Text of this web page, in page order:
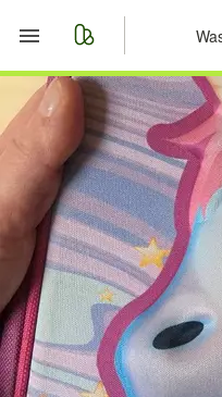
Start
Merkliste
Nachrichten
Anzeige aufgeben